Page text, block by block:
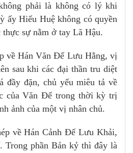
phải là không có lý khi
ấy Hiếu Huệ không có quyền
sự nằm ở tay Lã Hậu.
về Hán Văn Đế Lưu Hằng, vị
sau khi các đại thần tru diệt
đầy đặn, chủ yếu miêu tả về
của Văn Đế trong thời kỳ trị
ảnh của một vị nhân chủ.
về Hán Cảnh Đế Lưu Khải,
Trong phần Bản kỷ thì đây là